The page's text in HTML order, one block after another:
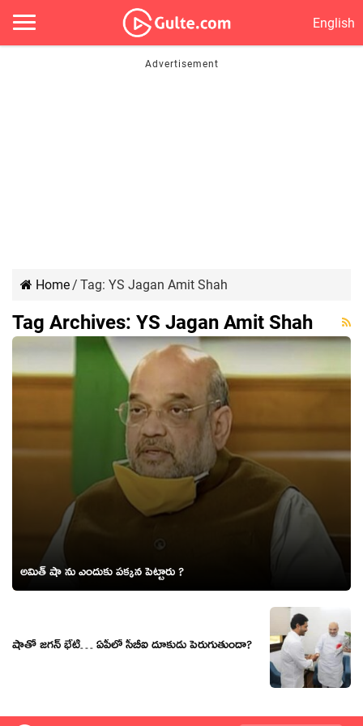
English
Home/ Tag: YS Jagan Amit Shah
Tag Archives: YS Jagan Amit Shah
అమిత్ షా ను ఎందుకు పక్కన పెట్టారు ?
షాతో జగన్ భేటీ… ఏపీలో సీబీఐ దూకుడు పెరుగుతుందా?